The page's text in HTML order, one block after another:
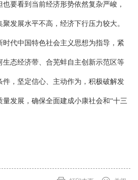
要看到当前经济形势依然复杂严峻，
发展水平不高，经济下行压力较大。
代中国特色社会主义思想为指导，紧
生态经济带、合芜蚌自主创新示范区等
，坚定信心、主动作为，积极破解发
发展，确保全面建成小康社会和“十三